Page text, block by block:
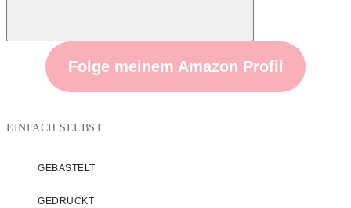
Folge meinem Amazon Profil
EINFACH SELBST
GEBASTELT
GEDRUCKT